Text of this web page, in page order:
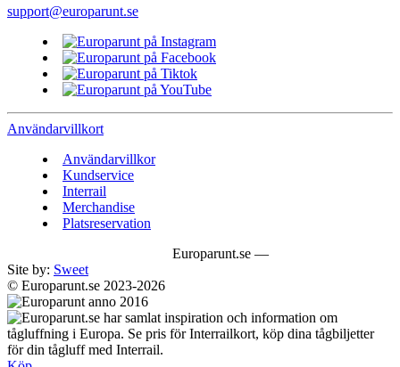
support@europarunt.se
Användarvillkort
Användarvillkor
Kundservice
Interrail
Merchandise
Platsreservation
Europarunt.se —
Site by: Sweet
© Europarunt.se 2023-2026